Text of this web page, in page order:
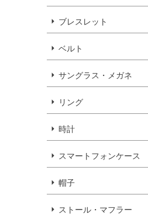
ブレスレット
ベルト
サングラス・メガネ
リング
時計
スマートフォンケース
帽子
ストール・マフラー